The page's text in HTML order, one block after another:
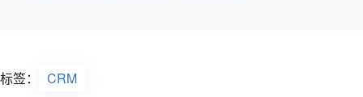
标签： CRM